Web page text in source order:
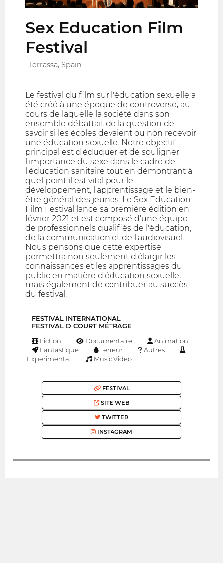
Sex Education Film
Festival
Terrassa, Spain
Le festival du film sur l'éducation sexuelle a
été créé à une époque de controverse, au
cours de laquelle la société dans son
ensemble débattait de la question de
savoir si les écoles devaient ou non recevoir
une éducation sexuelle. Notre objectif
principal est d'éduquer et de souligner
l'importance du sexe dans le cadre de
l'éducation sanitaire tout en démontrant à
quel point il est vital pour le
développement, l'apprentissage et le bien-
être général des jeunes. Le Sex Education
Film Festival lance sa première édition en
février 2021 et est composé d'une équipe
de professionnels qualifiés de l'éducation,
de la communication et de l'audiovisuel.
Nous pensons que cette expertise
permettra non seulement d'élargir les
connaissances et les apprentissages du
public en matière d'éducation sexuelle,
mais également de contribuer au succès
du festival.
FESTIVAL INTERNATIONAL
FESTIVAL D COURT MÉTRAGE
Fiction Documentaire
Animation
Fantastique
Terreur
Autres
Experimental
Music Video
FESTIVAL
SITE WEB
TWITTER
INSTAGRAM